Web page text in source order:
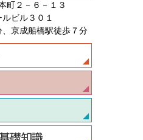
町２－６－１３
ビル３０１
京成船橋駅徒歩７分